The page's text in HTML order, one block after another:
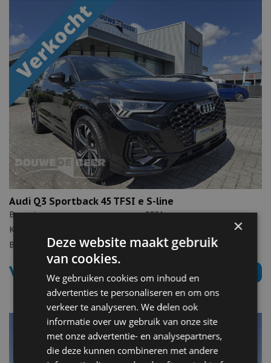
Audi Q3 Sportback 45 TFSI e S-line
Bouwjaar:
2021
Kilometerstand:
Brandstof:
Hybride benzine
Verkocht Meer informatie ›
×
Deze website maakt gebruik
van cookies.
We gebruiken cookies om inhoud en
advertenties te personaliseren en om ons
verkeer te analyseren. We delen ook
informatie over uw gebruik van onze site
met onze advertentie- en analysepartners,
die deze kunnen combineren met andere